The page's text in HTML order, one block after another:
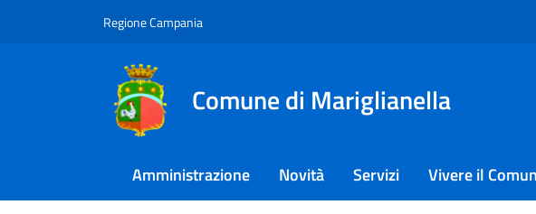
Regione Campania
Comune di Mariglianella
Amministrazione Novità Servizi Vivere il